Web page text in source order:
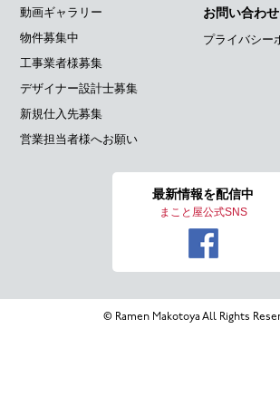
動画ギャラリー
物件募集中
工事業者様募集
デザイナー設計士募集
新規仕入先募集
営業担当者様へお願い
お問い合わせ
プライバシー
最新情報を配信中
まこと屋公式SNS
© Ramen Makotoya All Rights